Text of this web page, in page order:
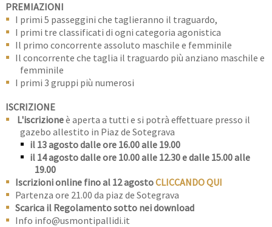
PREMIAZIONI
I primi 5 passeggini che taglieranno il traguardo,
I primi tre classificati di ogni categoria agonistica
Il primo concorrente assoluto maschile e femminile
Il concorrente che taglia il traguardo più anziano maschile e
femminile
I primi 3 gruppi più numerosi
ISCRIZIONE
L'iscrizioneè aperta a tutti e si potrà effettuare presso il
gazebo allestito in Piaz de Sotegrava
il 13 agosto dalle ore 16.00 alle 19.00
il 14 agosto dalle ore 10.00 alle 12.30 e dalle 15.00 alle
19.00
Iscrizioni online fino al 12 agostoCLICCANDO QUI
Partenza ore 21.00 da piaz de Sotegrava
Scarica il Regolamento sotto nei download
Info info@usmontipallidi.it